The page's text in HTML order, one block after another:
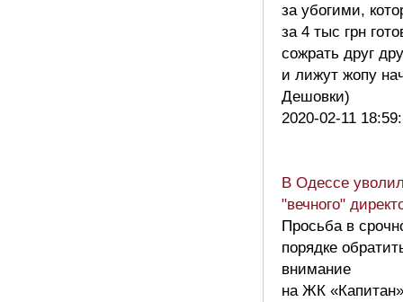
за убогими,
за 4 тыс грн
сожрать друг
и лижут жопу
Дешовки)
2020-02-11
В Одессе
"вечного"
Просьба в
порядке
внимание
на ЖК